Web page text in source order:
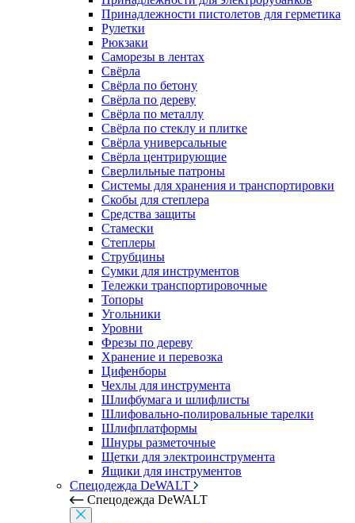
Принадлежности пистолетов для герметика
Рулетки
Рюкзаки
Саморезы в лентах
Свёрла
Свёрла по бетону
Свёрла по дереву
Свёрла по металлу
Свёрла по стеклу и плитке
Свёрла универсальные
Свёрла центрирующие
Сверлильные патроны
Системы для хранения и транспортировки
Скобы для степлера
Средства защиты
Стамески
Степлеры
Струбцины
Сумки для инструментов
Тележки транспортировочные
Топоры
Угольники
Уровни
Фрезы по дереву
Хранение и перевозка
Цифенборы
Чехлы для инструмента
Шлифбумага и шлифлисты
Шлифовально-полировальные тарелки
Шлифплатформы
Шнуры разметочные
Щетки для электроинструмента
Ящики для инструментов
Спецодежда DeWALT
Спецодежда DeWALT